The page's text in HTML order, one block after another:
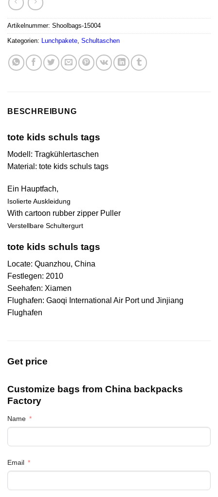
Artikelnummer: Shoolbags-15004
Kategorien: Lunchpakete, Schultaschen
BESCHREIBUNG
tote kids schuls tags
Modell: Tragkühlertaschen
Material: tote kids schuls tags
Ein Hauptfach,
Isolierte Auskleidung
With cartoon rubber zipper Puller
Verstellbare Schultergurt
tote kids schuls tags
Locate: Quanzhou, China
Festlegen: 2010
Seehafen: Xiamen
Flughafen: Gaoqi International Air Port und Jinjiang
Flughafen
Get price
Customize bags from China backpacks
Factory
Name
Email